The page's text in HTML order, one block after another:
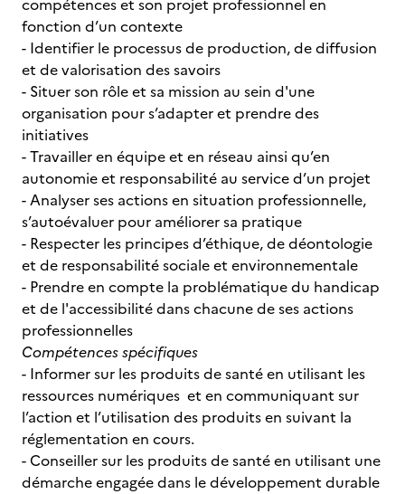
compétences et son projet professionnel en
fonction d’un contexte
- Identifier le processus de production, de diffusion
et de valorisation des savoirs
- Situer son rôle et sa mission au sein d'une
organisation pour s’adapter et prendre des
initiatives
- Travailler en équipe et en réseau ainsi qu’en
autonomie et responsabilité au service d’un projet
- Analyser ses actions en situation professionnelle,
s’autoévaluer pour améliorer sa pratique
- Respecter les principes d’éthique, de déontologie
et de responsabilité sociale et environnementale
- Prendre en compte la problématique du handicap
et de l'accessibilité dans chacune de ses actions
professionnelles
Compétences spécifiques
- Informer sur les produits de santé en utilisant les
ressources numériques et en communiquant sur
l’action et l’utilisation des produits en suivant la
réglementation en cours.
- Conseiller sur les produits de santé en utilisant une
démarche engagée dans le développement durable